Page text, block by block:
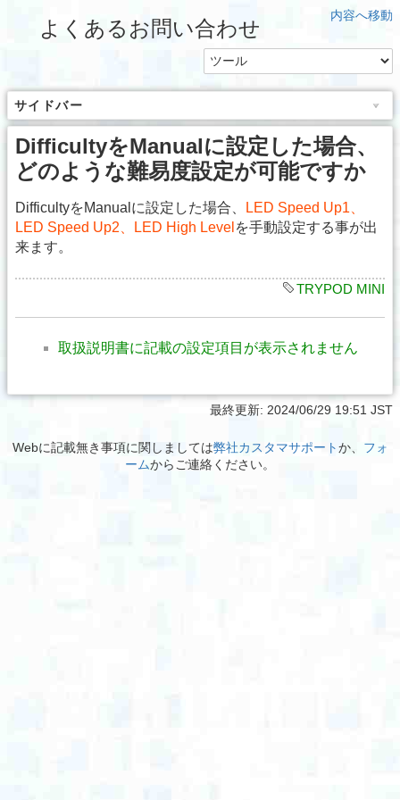
内容へ移動
よくあるお問い合わせ
サイドバー
DifficultyをManualに設定した場合、
どのような難易度設定が可能ですか
DifficultyをManualに設定した場合、
LED Speed Up1、
LED Speed Up2、LED High Level を手動設定する事が出
来ます。
TRYPOD MINI
取扱説明書に記載の設定項目が表示されません
最終更新: 2024/06/29 19:51 JST
Webに記載無き事項に関しましては弊社カスタマサポートか、 フォ
ームからご連絡ください。